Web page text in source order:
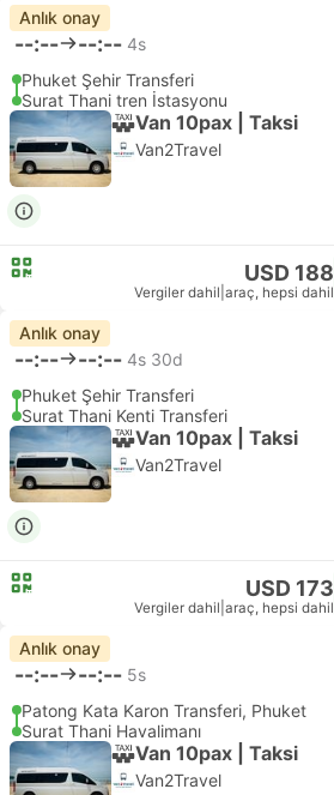
Anlık onay
--:-- --:-- 4s
Phuket Şehir Transferi
Surat Thani tren İstasyonu
Van 10pax | Taksi
Van2Travel
USD 188
Vergiler dahil araç, hepsi dahil
Anlık onay
--:-- --:-- 4s 30d
Phuket Şehir Transferi
Surat Thani Kenti Transferi
Van 10pax | Taksi
Van2Travel
USD 173
Vergiler dahil araç, hepsi dahil
Anlık onay
--:-- --:-- 5s
Patong Kata Karon Transferi, Phuket
Surat Thani Havalimanı
Van 10pax | Taksi
Van2Travel